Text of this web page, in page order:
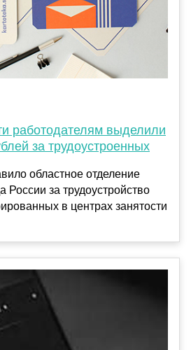
работодателям выделили
за трудоустроенных
областное отделение
за трудоустройство
в центрах занятости